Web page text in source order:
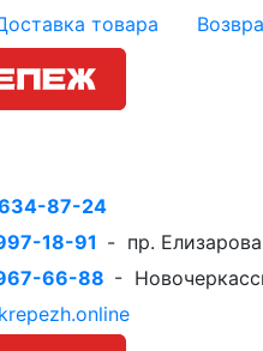
товара
87-24
18-91 - пр. Елизарова
66-88 -